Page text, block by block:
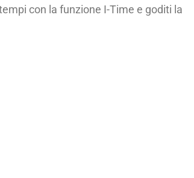
con la funzione I-Time e goditi la